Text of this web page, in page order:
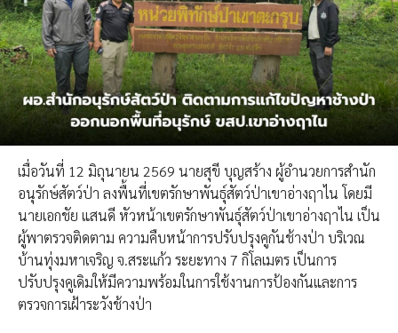
เมื่อวันที่ 12 มิถุนายน 2569 นายสุขี บุญสร้าง ผู้อำนวยการสำนัก
อนุรักษ์สัตว์ป่า ลงพื้นที่เขตรักษาพันธุ์สัตว์ป่าเขาอ่างฤาไน โดยมี
นายเอกชัย แสนดี หัวหน้าเขตรักษาพันธุ์สัตว์ป่าเขาอ่างฤาไน เป็น
ผู้พาตรวจติดตาม ความคืบหน้าการปรับปรุงคูกันช้างป่า บริเวณ
บ้านทุ่งมหาเจริญ จ.สระแก้ว ระยะทาง 7 กิโลเมตร เป็นการ
ปรับปรุงคูเดิมให้มีความพร้อมในการใช้งานการป้องกันและการ
ตรวจการเฝ้าระวังช้างป่า